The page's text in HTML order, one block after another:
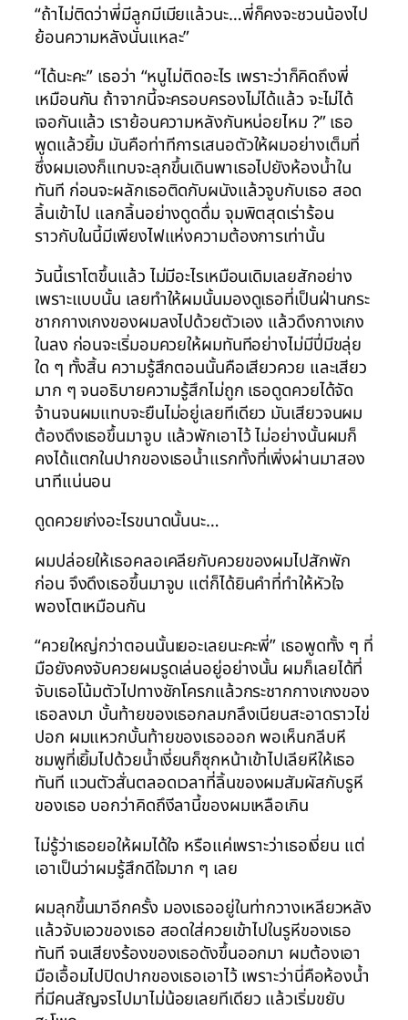
“ถ้าไม่ติดว่าพี่มีลูกมีเมียแล้วนะ…พี่ก็คงจะชวนน้องไป
ย้อนความหลังนั่นแหละ”
“ได้นะคะ” เธอว่า “หนูไม่ติดอะไร เพราะว่าก็คิดถึงพี่
เหมือนกัน ถ้าจากนี้จะครอบครองไม่ได้แล้ว จะไม่ได้
เจอกันแล้ว เราย้อนความหลังกันหน่อยไหม ?” เธอ
พูดแล้วยิ้ม มันคือท่าทีการเสนอตัวให้ผมอย่างเต็มที่
ซึ่งผมเองก็แทบจะลุกขึ้นเดินพาเธอไปยังห้องน้ำใน
ทันที ก่อนจะผลักเธอติดกับผนังแล้วจูบกับเธอ สอด
ลิ้นเข้าไป แลกลิ้นอย่างดูดดื่ม จุมพิตสุดเร่าร้อน
ราวกับในนี้มีเพียงไฟแห่งความต้องการเท่านั้น
วันนี้เราโตขึ้นแล้ว ไม่มีอะไรเหมือนเดิมเลยสักอย่าง
เพราะแบบนั้น เลยทำให้ผมนั้นมองดูเธอที่เป็นฝ่านกระ
ชากกางเกงของผมลงไปด้วยตัวเอง แล้วดึงกางเกง
ในลง ก่อนจะเริ่มอมควยให้ผมทันทีอย่างไม่มีปี่มีขลุ่ย
ใด ๆ ทั้งสิ้น ความรู้สึกตอนนั้นคือเสียวควย และเสียว
มาก ๆ จนอธิบายความรู้สึกไม่ถูก เธอดูดควยได้จัด
จ้านจนผมแทบจะยืนไม่อยู่เลยทีเดียว มันเสียวจนผม
ต้องดึงเธอขึ้นมาจูบ แล้วพักเอาไว้ ไม่อย่างนั้นผมก็
คงได้แตกในปากของเธอน้ำแรกทั้งที่เพิ่งผ่านมาสอง
นาทีแน่นอน
ดูดควยเก่งอะไรขนาดนั้นนะ…
ผมปล่อยให้เธอคลอเคลียกับควยของผมไปสักพัก
ก่อน จึงดึงเธอขึ้นมาจูบ แต่ก็ได้ยินคำที่ทำให้หัวใจ
พองโตเหมือนกัน
“ควยใหญ่กว่าตอนนั้นเยอะเลยนะคะพี่” เธอพูดทั้ง ๆ ที่
มือยังคงจับควยผมรูดเล่นอยู่อย่างนั้น ผมก็เลยได้ที่
จับเธอโน้มตัวไปทางชักโครกแล้วกระชากกางเกงของ
เธอลงมา บั้นท้ายของเธอกลมกลึงเนียนสะอาดราวไข่
ปอก ผมแหวกบั้นท้ายของเธอออก พอเห็นกลีบหี
ชมพูที่เยิ้มไปด้วยน้ำเงี่ยนก็ซุกหน้าเข้าไปเลียหีให้เธอ
ทันที แวนตัวสั่นตลอดเวลาที่ลิ้นของผมสัมผัสกับรูหี
ของเธอ บอกว่าคิดถึงีลานี้ของผมเหลือเกิน
ไม่รู้ว่าเธอยอให้ผมได้ใจ หรือแค่เพราะว่าเธอเงี่ยน แต่
เอาเป็นว่าผมรู้สึกดีใจมาก ๆ เลย
ผมลุกขึ้นมาอีกครั้ง มองเธออยู่ในท่ากวางเหลียวหลัง
แล้วจับเอวของเธอ สอดใส่ควยเข้าไปในรูหีของเธอ
ทันที จนเสียงร้องของเธอดังขึ้นออกมา ผมต้องเอา
มือเอื้อมไปปิดปากของเธอเอาไว้ เพราะว่านี่คือห้องน้ำ
ที่มีคนสัญจรไปมาไม่น้อยเลยทีเดียว แล้วเริ่มขยับ